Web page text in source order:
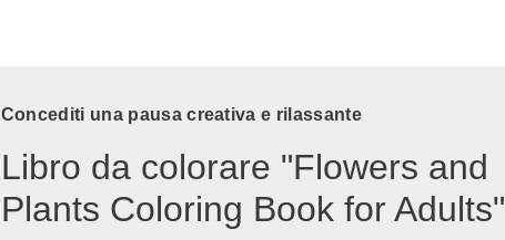
Concediti una pausa creativa e rilassante
Libro da colorare "Flowers and
Plants Coloring Book for Adults"